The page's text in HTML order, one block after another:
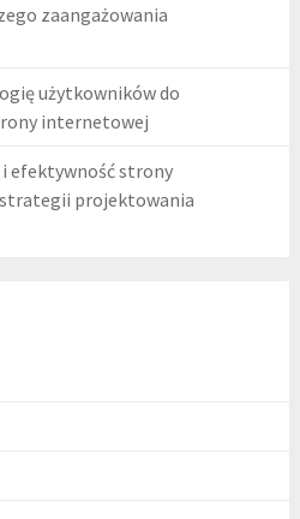
zaangażowania
użytkowników do
internetowej
efektywność strony
projektowania